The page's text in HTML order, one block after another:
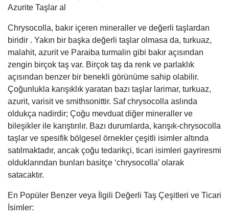
Azurite Taşlar al
Chrysocolla, bakır içeren mineraller ve değerli taşlardan
biridir . Yakın bir başka değerli taşlar olmasa da, turkuaz,
malahit, azurit ve Paraiba turmalin gibi bakır açısından
zengin birçok taş var. Birçok taş da renk ve parlaklık
açısından benzer bir benekli görünüme sahip olabilir.
Çoğunlukla karışıklık yaratan bazı taşlar larimar, turkuaz,
azurit, varisit ve smithsonittir. Saf chrysocolla aslında
oldukça nadirdir; Çoğu mevduat diğer mineraller ve
bileşikler ile karıştırılır. Bazı durumlarda, karışık-chrysocolla
taşlar ve spesifik bölgesel örnekler çeşitli isimler altında
satılmaktadır, ancak çoğu tedarikçi, ticari isimleri gayriresmi
olduklarından bunları basitçe ‘chrysocolla’ olarak
satacaktır.
En Popüler Benzer veya İlgili Değerli Taş Çeşitleri ve Ticari
İsimler: